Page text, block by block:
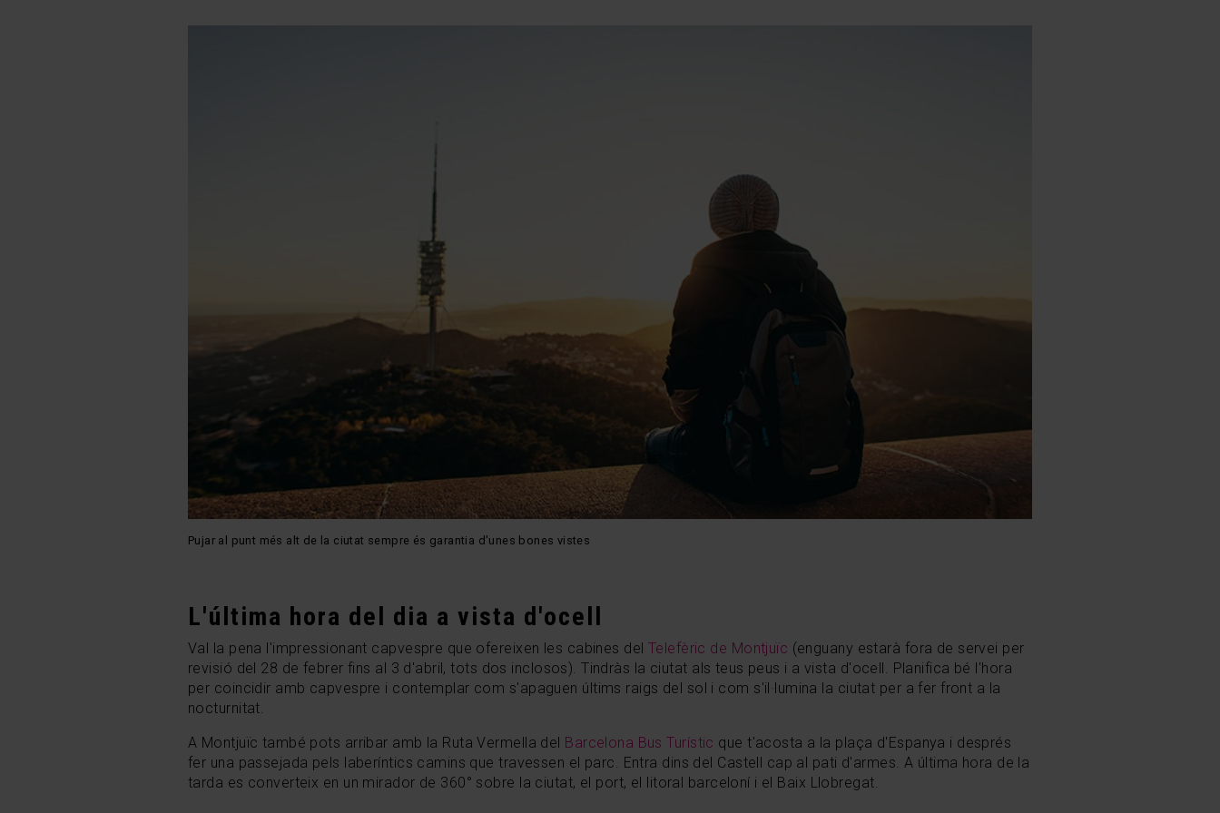
Pujar al punt més alt de la ciutat sempre és garantia d'unes bones vistes
L'última hora del dia a vista d'ocell
Val la pena l'impressionant capvespre que ofereixen les cabines del Telefèric de Montjuïc (enguany estarà fora de servei per
revisió del 28 de febrer fins al 3 d'abril, tots dos inclosos). Tindràs la ciutat als teus peus i a vista d'ocell. Planifica bé l'hora
per coincidir amb capvespre i contemplar com s'apaguen últims raigs del sol i com s'il·lumina la ciutat per a fer front a la
nocturnitat.
A Montjuïc també pots arribar amb la Ruta Vermella del Barcelona Bus Turístic que t'acosta a la plaça d'Espanya i després
fer una passejada pels laberíntics camins que travessen el parc. Entra dins del Castell cap al pati d'armes. A última hora de la
tarda es converteix en un mirador de 360° sobre la ciutat, el port, el litoral barceloní i el Baix Llobregat.